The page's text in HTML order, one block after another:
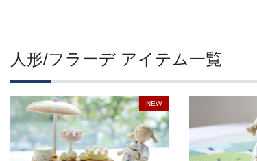
人形/フラーデ アイテム一覧
NEW